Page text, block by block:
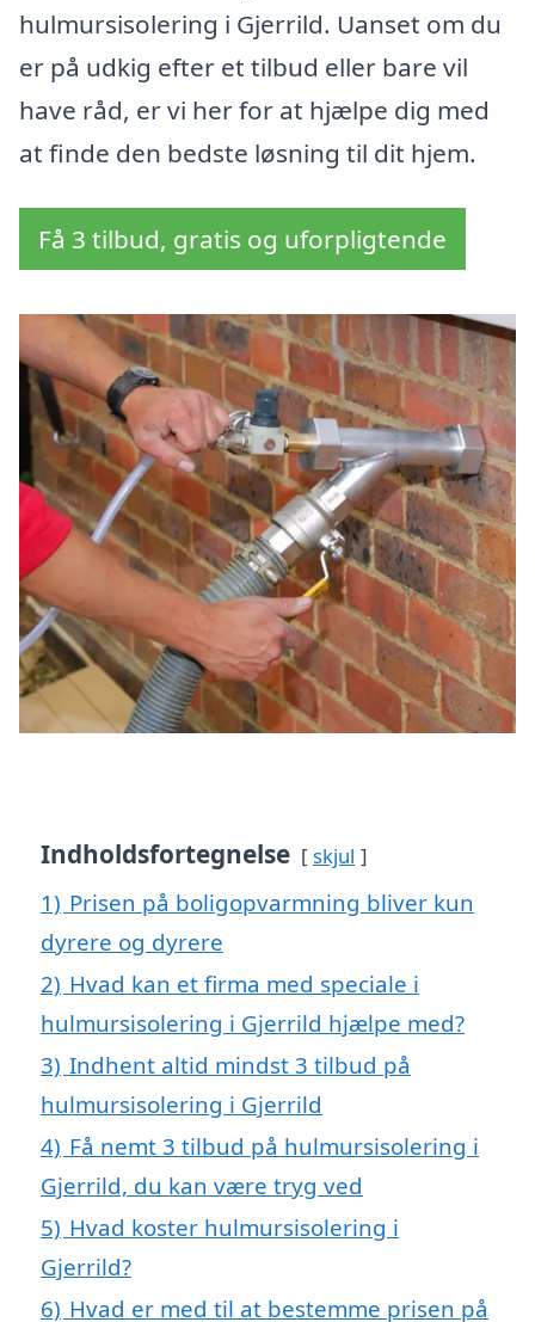
hulmursisolering i Gjerrild. Uanset om du
er på udkig efter et tilbud eller bare vil
have råd, er vi her for at hjælpe dig med
at finde den bedste løsning til dit hjem.
Få 3 tilbud, gratis og uforpligtende
Indholdsfortegnelse skjul
1) Prisen på boligopvarmning bliver kun
dyrere og dyrere
2) Hvad kan et firma med speciale i
hulmursisolering i Gjerrild hjælpe med?
3) Indhent altid mindst 3 tilbud på
hulmursisolering i Gjerrild
4) Få nemt 3 tilbud på hulmursisolering i
Gjerrild, du kan være tryg ved
5) Hvad koster hulmursisolering i
Gjerrild?
6) Hvad er med til at bestemme prisen på